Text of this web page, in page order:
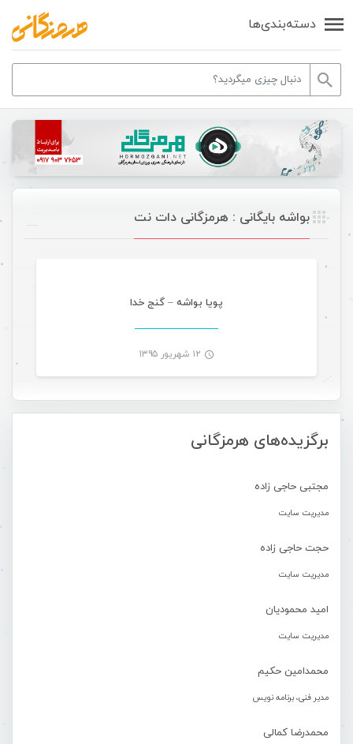
دسته‌بندی‌ها
برگزیده‌های هرمزگانی
مجتبی حاجی زاده
مدیریت سایت
حجت حاجی زاده
مدیریت سایت
امید محمودیان
مدیریت سایت
محمدامین حکیم
مدیر فنی، برنامه نویس
محمدرضا کمالی
بواشه بایگانی : هرمزگانی دات نت
پویا بواشه – گنج خدا
۱۲ شهریور ۱۳۹۵